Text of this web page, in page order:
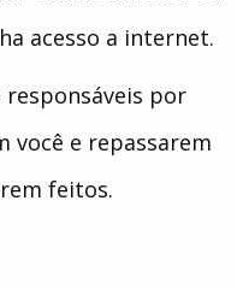
acesso a internet.
responsáveis por
você e repassarem
feitos.